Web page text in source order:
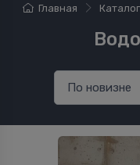
Главная Каталог